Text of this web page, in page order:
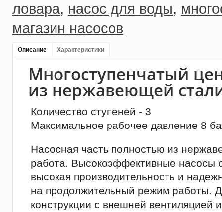
ловара, насос для воды,
магазин насосов
Описание Характеристики
Многоступенчатый
из нержавеющей
Количество ступеней - 3
Максимальное рабочее давление 8
Насосная часть полностью из
работа. Высокоэффективные насосы
высокая производительность и
на продолжительный режим работы.
конструкции с внешней вентиляцией